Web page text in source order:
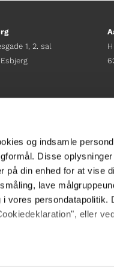
og indsamle
Disse
på din enhed for at vise
lave
i vores persondatapolitik.
eller
1, 2. sal